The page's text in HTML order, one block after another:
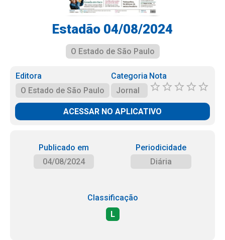
Estadão 04/08/2024
O Estado de São Paulo
Editora
O Estado de São Paulo
Categoria
Jornal
Nota
ACESSAR NO APLICATIVO
Publicado em
04/08/2024
Periodicidade
Diária
Classificação
L